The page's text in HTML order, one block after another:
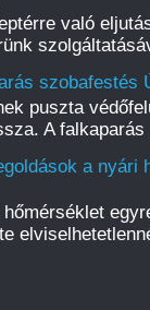
való
puszta
A
a nyári